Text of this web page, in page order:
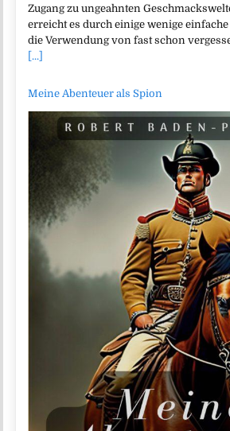
Zugang zu ungeahnten
erreicht es durch einige wenige
die Verwendung von fast schon
[...]
Meine Abenteuer als Spion